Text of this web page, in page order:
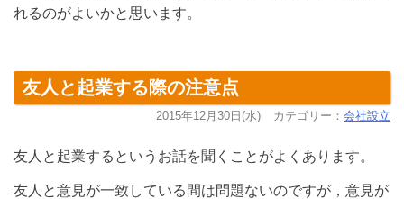
れるのがよいかと思います。
友人と起業する際の注意点
2015年12月30日(水) カテゴリー： 会社設立
友人と起業するというお話を聞くことがよくあります。
友人と意見が一致している間は問題ないのですが，意見が